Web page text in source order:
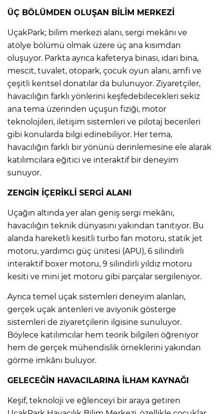
ÜÇ BÖLÜMDEN OLUŞAN BİLİM MERKEZİ
UçakPark; bilim merkezi alanı, sergi mekânı ve
atölye bölümü olmak üzere üç ana kısımdan
oluşuyor. Parkta ayrıca kafeterya binası, idari bina,
mescit, tuvalet, otopark, çocuk oyun alanı, amfi ve
çeşitli kentsel donatılar da bulunuyor. Ziyaretçiler,
havacılığın farklı yönlerini keşfedebilecekleri sekiz
ana tema üzerinden uçuşun fiziği, motor
teknolojileri, iletişim sistemleri ve pilotaj becerileri
gibi konularda bilgi edinebiliyor. Her tema,
havacılığın farklı bir yönünü derinlemesine ele alarak
katılımcılara eğitici ve interaktif bir deneyim
sunuyor.
ZENGİN İÇERİKLİ SERGİ ALANI
Uçağın altında yer alan geniş sergi mekânı,
havacılığın teknik dünyasını yakından tanıtıyor. Bu
alanda hareketli kesitli turbo fan motoru, statik jet
motoru, yardımcı güç ünitesi (APU), 6 silindirli
interaktif boxer motoru, 9 silindirli yıldız motoru
kesiti ve mini jet motoru gibi parçalar sergileniyor.
Ayrıca temel uçak sistemleri deneyim alanları,
gerçek uçak antenleri ve aviyonik gösterge
sistemleri de ziyaretçilerin ilgisine sunuluyor.
Böylece katılımcılar hem teorik bilgileri öğreniyor
hem de gerçek mühendislik örneklerini yakından
görme imkânı buluyor.
GELECEĞİN HAVACILARINA İLHAM KAYNAĞI
Keşif, teknoloji ve eğlenceyi bir araya getiren